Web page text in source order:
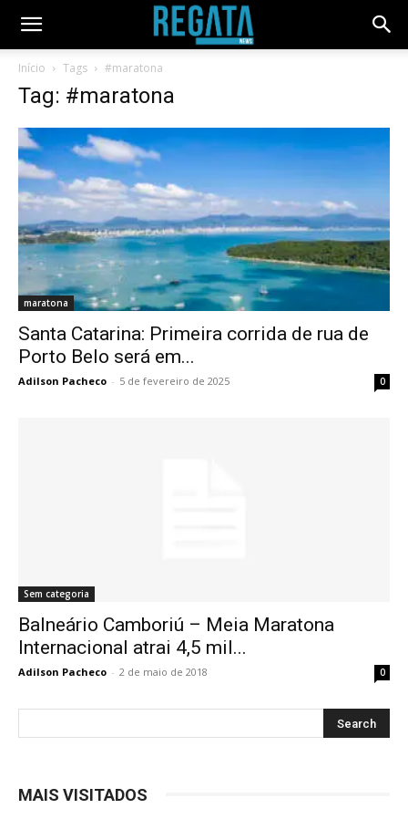
Início Tags #maratona
Tag: #maratona
maratona
Santa Catarina: Primeira corrida de rua de
Porto Belo será em...
Adilson Pacheco - 5 de fevereiro de 2025 0
Sem categoria
Balneário Camboriú – Meia Maratona
Internacional atrai 4,5 mil...
Adilson Pacheco - 2 de maio de 2018 0
MAIS VISITADOS